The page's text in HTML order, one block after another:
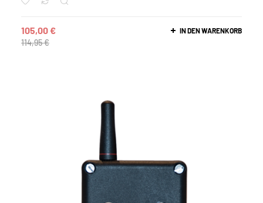
114,95€
105,00€ IN DEN WARENKORB